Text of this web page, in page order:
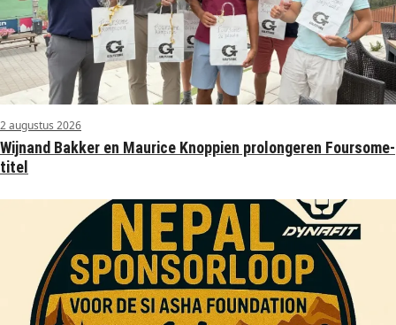
2 augustus 2026
Wijnand Bakker en Maurice Knoppien prolongeren Foursome-
titel